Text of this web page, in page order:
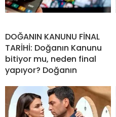
DOĞANIN KANUNU FİNAL
TARİHİ: Doğanın Kanunu
bitiyor mu, neden final
yapıyor? Doğanın